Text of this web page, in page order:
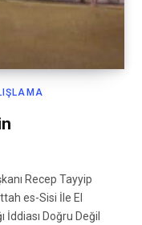
Recep Tayyip
es-Sisi İle El
İddiası Doğru Değil